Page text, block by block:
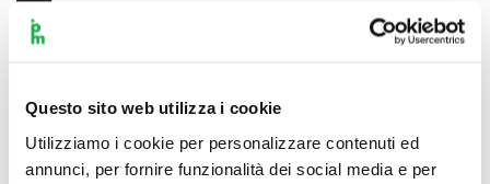
Questo sito web utilizza i cookie
Utilizziamo i cookie per personalizzare contenuti ed
annunci, per fornire funzionalità dei social media e per